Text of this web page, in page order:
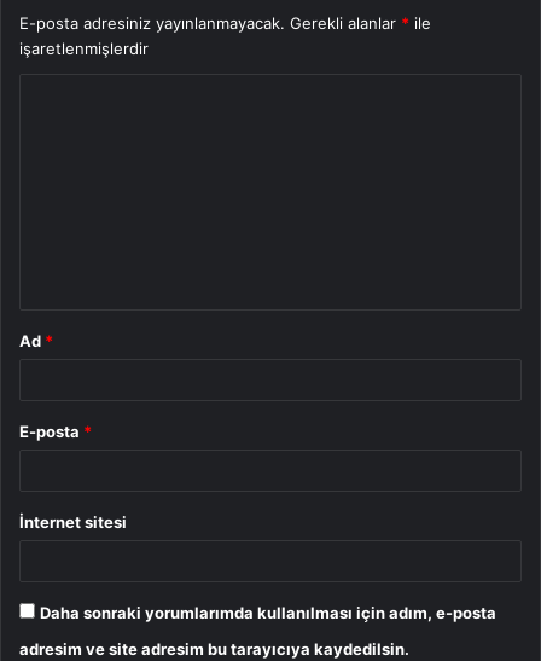
E-posta adresiniz yayınlanmayacak. Gerekli alanlar * ile
işaretlenmişlerdir
Ad *
E-posta *
İnternet sitesi
Daha sonraki yorumlarımda kullanılması için adım, e-posta
adresim ve site adresim bu tarayıcıya kaydedilsin.